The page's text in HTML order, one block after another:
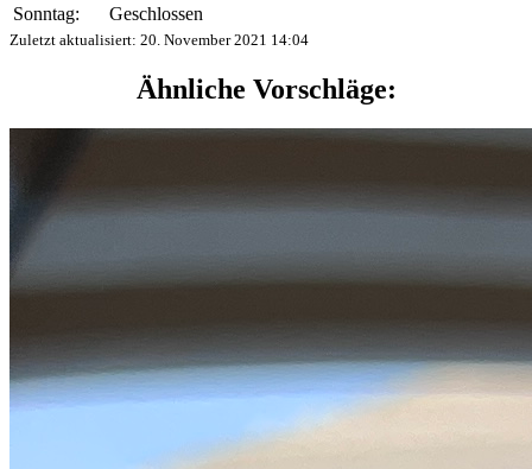
Sonntag:
Geschlossen
Zuletzt aktualisiert: 20. November 2021 14:04
Ähnliche Vorschläge: